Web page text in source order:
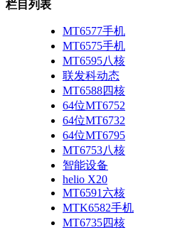
栏目列表
MT6577手机
MT6575手机
MT6595八核
联发科动态
MT6588四核
64位MT6752
64位MT6732
64位MT6795
MT6753八核
智能设备
helio X20
MT6591六核
MTK6582手机
MT6735四核